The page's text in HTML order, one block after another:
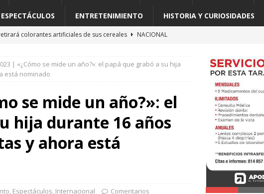
ESPECTÁCULOS ENTRETENIMIENTO HISTORIA Y CURIOSIDADES
colorantes artificiales de sus cereales
NACIONAL
Meta con US$567 millones en el mayor fallo sobre seguridad
déficit de más de un millón de árboles de acuerdo a
LOCAL
a intentar limitar la ciudadanía por nacimiento
| «¿Cómo se mide un año?»: el papá que grabó a su hija
está nominado
se mide un año?»: el
hija durante 16 años
y ahora está
, Espectáculos, Internacional
Comentarios